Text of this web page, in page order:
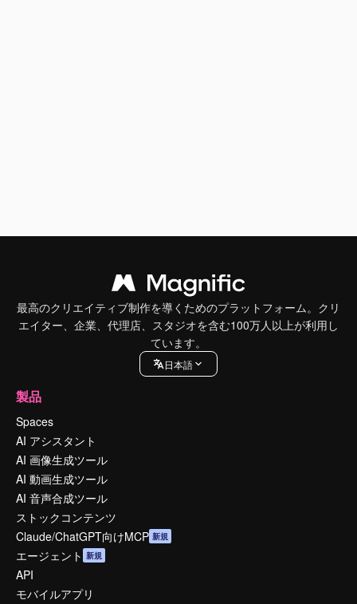
最高のクリエイティブ制作を導くためのプラットフォーム。クリ
エイター、企業、代理店、スタジオを含む100万人以上が利用し
ています。
日本語
製品
Spaces
AI アシスタント
AI 画像生成ツール
AI 動画生成ツール
AI 音声合成ツール
ストックコンテンツ
Claude/ChatGPT向けMCP 新規
エージェント 新規
API
モバイルアプリ